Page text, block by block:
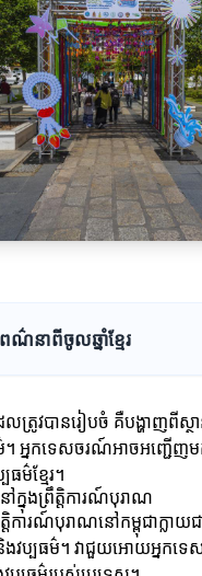
ណ៌នាពីចូលឆ្នាំខ្មែរ
លត្រូវបានរៀបចំ គឺបង្ហាញពីស្ថ
។ អ្នកទេសចរណ៍អាចអញ្ជើញ
ធម៌ខ្មែរ។
នៅក្នុងព្រឹត្តិការណ៍បុរាណ
រឹត្តិការណ៍បុរាណនៅកម្ពុជាក្លាយ
ងវប្បធម៌។ វាជួយអោយអ្នកទេ